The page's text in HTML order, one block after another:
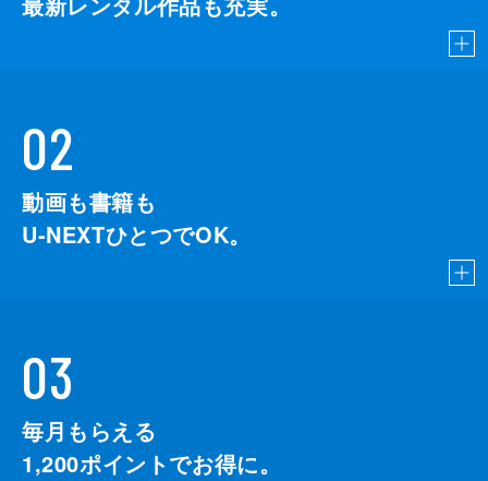
02
動画も書籍も
U-NEXTひとつでOK。
03
毎月もらえる
1,200ポイントでお得に。